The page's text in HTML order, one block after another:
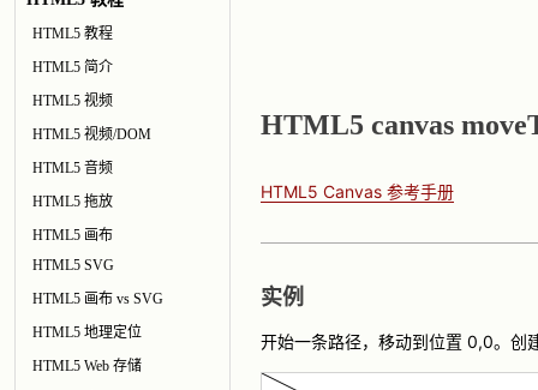
HTML5 教程
HTML5 简介
HTML5 视频
HTML5 视频/DOM
HTML5 音频
HTML5 拖放
HTML5 画布
HTML5 SVG
HTML5 画布 vs SVG
HTML5 地理定位
HTML5 Web 存储
HTML5 canvas
HTML5 Canvas 参考手册
实例
开始一条路径，移动到位置 0,0。创